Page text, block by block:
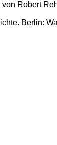
Robert
Berlin: